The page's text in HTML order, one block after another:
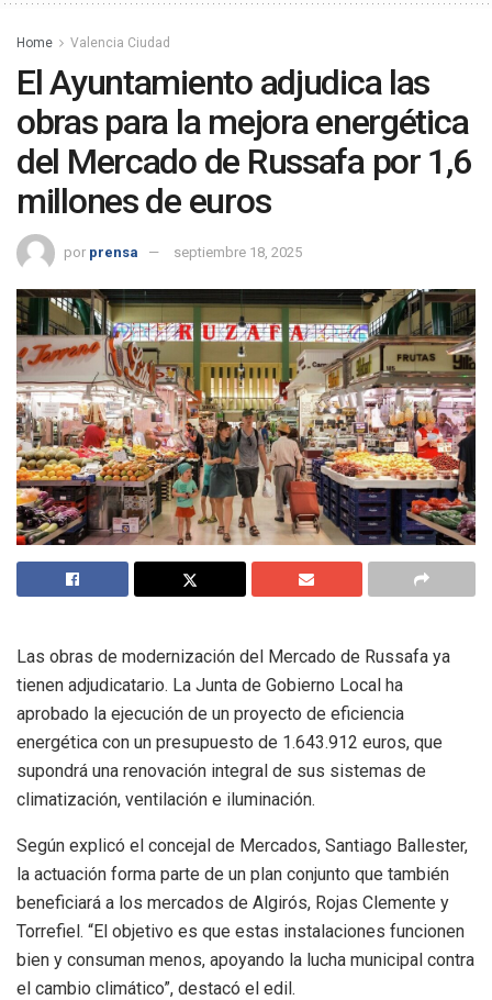
Home Valencia Ciudad
El Ayuntamiento adjudica las
obras para la mejora energética
del Mercado de Russafa por 1,6
millones de euros
por prensa septiembre 18, 2025
Las obras de modernización del Mercado de Russafa ya
tienen adjudicatario. La Junta de Gobierno Local ha
aprobado la ejecución de un proyecto de eficiencia
energética con un presupuesto de 1.643.912 euros, que
supondrá una renovación integral de sus sistemas de
climatización, ventilación e iluminación.
Según explicó el concejal de Mercados, Santiago Ballester,
la actuación forma parte de un plan conjunto que también
beneficiará a los mercados de Algirós, Rojas Clemente y
Torrefiel. “El objetivo es que estas instalaciones funcionen
bien y consuman menos, apoyando la lucha municipal contra
el cambio climático”, destacó el edil.